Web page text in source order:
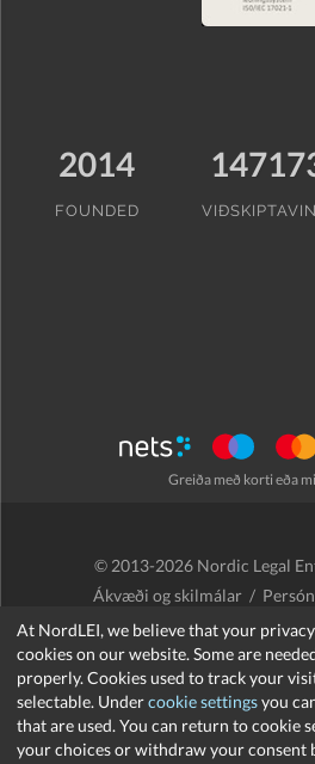
At NordLEI, we believe that your
cookies on our website. Some are
properly. Cookies used to track your
selectable. Undercookie settingsyou
that are used. You can return to cookie
your choices or withdraw your consent
2014
FOUNDED
Greiða með korti eða
© 2013-2026 Nordic Legal
Ákvæði og skilmálar /
Endurgreiðslustefna /